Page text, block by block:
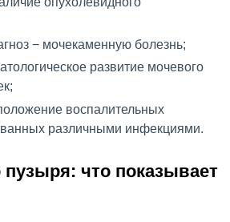
− мочекаменную болезнь;
развитие мочевого
воспалительных
различными инфекциями.
что показывает